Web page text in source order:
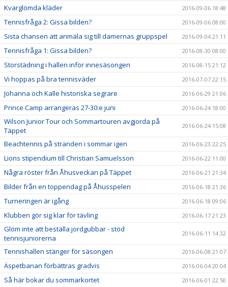
Kvarglömda kläder 2016-09-06 18:48
Tennisfråga 2: Gissa bilden? 2016-09-06 08:00
Sista chansen att anmäla sig till damernas gruppspel 2016-09-04 21:11
Tennisfråga 1: Gissa bilden? 2016-08-30 08:00
Storstädning i hallen inför innesäsongen 2016-08-15 21:12
Vi hoppas på bra tennisväder 2016-07-07 22:15
Johanna och Kalle historiska segrare 2016-06-29 21:06
Prince Camp arrangeras 27-30:e juni 2016-06-24 18:00
Wilson Junior Tour och Sommartouren avgjorda på
Täppet
2016-06-24 15:08
Beachtennis på stranden i sommar igen 2016-06-23 22:25
Lions stipendium till Christian Samuelsson 2016-06-22 11:00
Några röster från Åhusveckan på Täppet 2016-06-21 21:34
Bilder från en toppendag på Åhusspelen 2016-06-18 21:36
Turneringen är igång 2016-06-18 09:06
Klubben gör sig klar för tävling 2016-06-17 21:23
Glöm inte att beställa jordgubbar - stöd
tennisjuniorerna
2016-06-11 14:32
Tennishallen stänger för säsongen 2016-06-08 21:07
Äspetbanan förbättras gradvis 2016-06-04 20:04
Så här bokar du sommarkortet 2016-06-01 22:50